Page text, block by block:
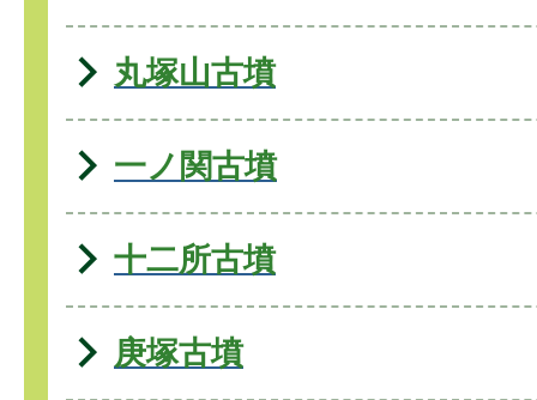
丸塚山古墳
一ノ関古墳
十二所古墳
庚塚古墳